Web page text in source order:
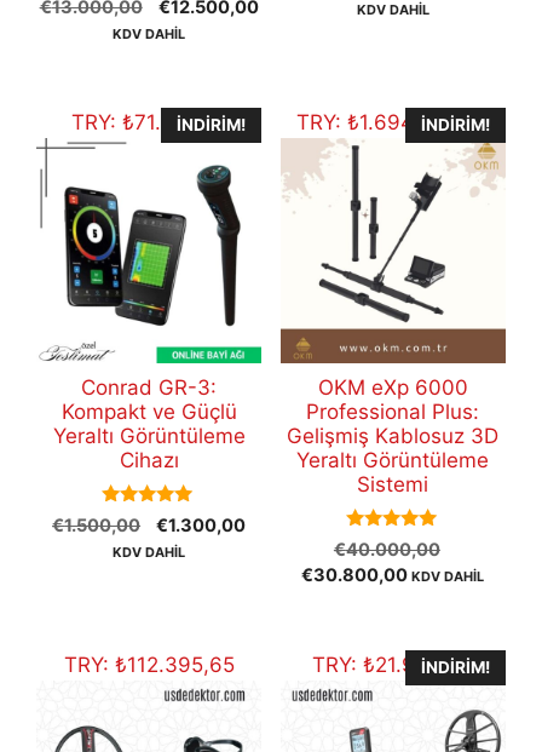
out of 5
€13.000,00
Orijinal
fiyat:
€12.500,00Şu
KDV DAHİL
fiyat:
KDV DAHİL
TRY: ₺71.519,50
İNDIRIM!
Conrad GR-3:
Kompakt ve Güçlü
Yeraltı Görüntüleme
Cihazı
5.00
out of 5
€1.500,00
Orijinal
fiyat:
€1.300,00Şu
KDV DAHİL
TRY: ₺1.694.462,00
İNDIRIM!
OKM eXp 6000
Professional Plus:
Gelişmiş Kablosuz 3D
Yeraltı Görüntüleme
Sistemi
5.00
out of 5
€40.000,00
fiyat:
€30.800,00Şu
€30.800,00.
KDV DAHİL
TRY: ₺112.395,65 TRY:₺21.950,99
İNDIRIM!